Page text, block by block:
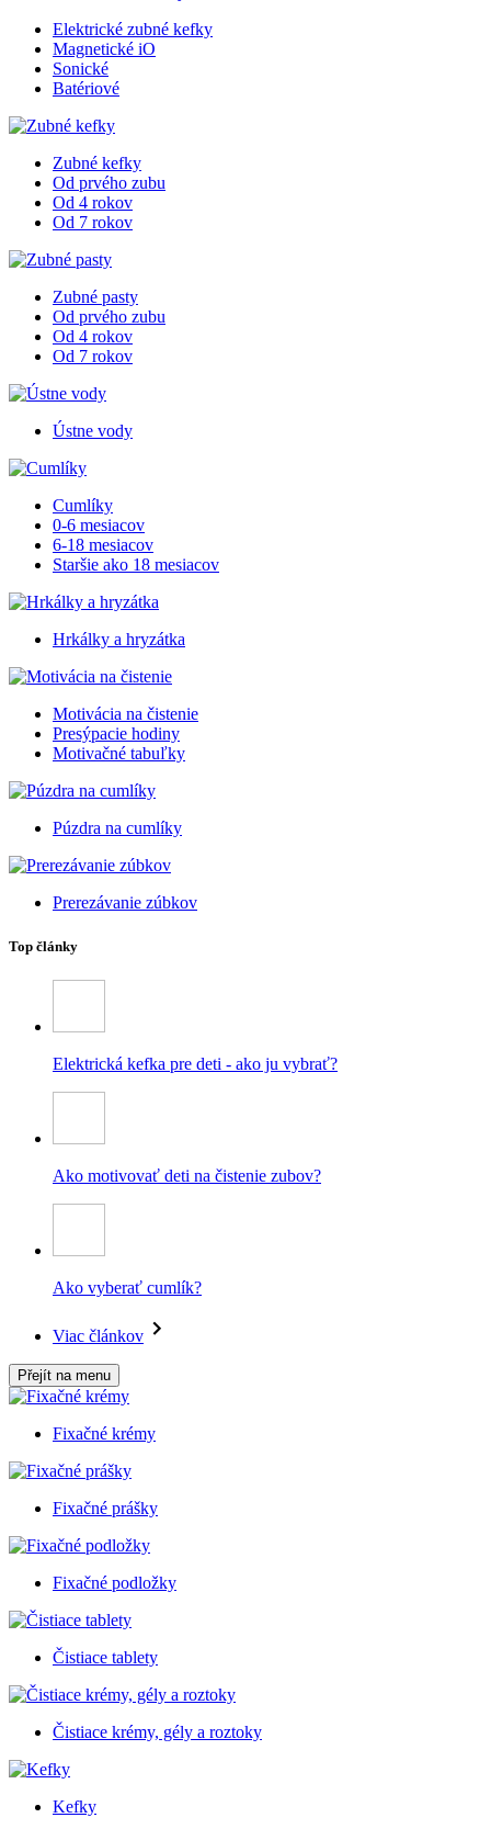
Elektrické zubné kefky
Magnetické iO
Sonické
Batériové
Zubné kefky
Od prvého zubu
Od 4 rokov
Od 7 rokov
Zubné pasty
Od prvého zubu
Od 4 rokov
Od 7 rokov
Ústne vody
Cumlíky
0-6 mesiacov
6-18 mesiacov
Staršie ako 18 mesiacov
Hrkálky a hryzátka
Motivácia na čistenie
Presýpacie hodiny
Motivačné tabuľky
Púzdra na cumlíky
Prerezávanie zúbkov
Top články
Elektrická kefka pre deti - ako ju vybrať?
Ako motivovať deti na čistenie zubov?
Ako vyberať cumlík?
Viac článkov
Přejít na menu
Fixačné krémy
Fixačné prášky
Fixačné podložky
Čistiace tablety
Čistiace krémy, gély a roztoky
Kefky